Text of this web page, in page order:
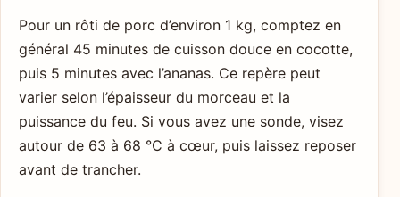
Pour un rôti de porc d’environ 1 kg, comptez en
général 45 minutes de cuisson douce en cocotte,
puis 5 minutes avec l’ananas. Ce repère peut
varier selon l’épaisseur du morceau et la
puissance du feu. Si vous avez une sonde, visez
autour de 63 à 68 °C à cœur, puis laissez reposer
avant de trancher.